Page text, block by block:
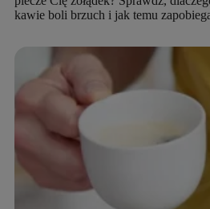
kawie boli brzuch i jak temu